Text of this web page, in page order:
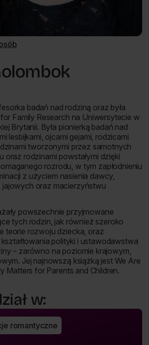
badań nad rodziną oraz była
Family Research na Uniwersytecie w
Brytanii. Była pionierką badań nad
lesbijkami, ojcami gejami, rodzicami
tworzonymi przez samotnych
oraz rodzinami powstałymi dzięki
rozrodu, w tym zapłodnieniu
z użyciem nasienia dawcy,
oraz macierzyństwu
powszechnie przyjmowane
tych rodzin, jak również szeroko
teorie rozwoju dziecka, oraz
polityki i ustawodawstwa
– zarówno na poziomie krajowym,
Jej najnowszą książką jest We Are
Matters for Parents and Children.
w:
romantyczne